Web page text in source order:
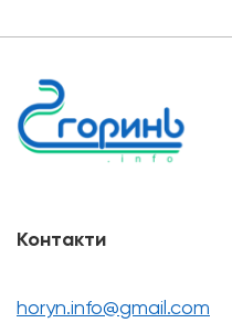
Контакти
horyn.info@gmail.com